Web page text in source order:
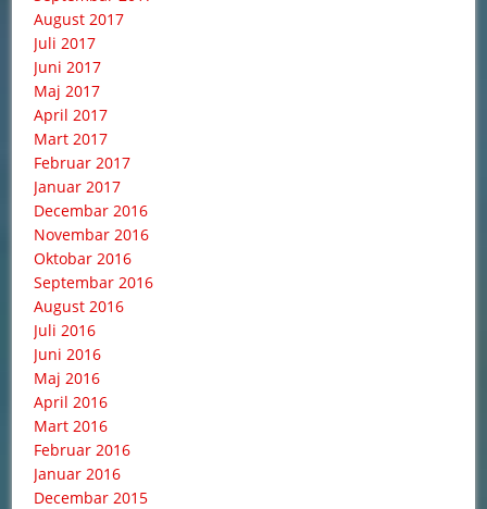
August 2017
Juli 2017
Juni 2017
Maj 2017
April 2017
Mart 2017
Februar 2017
Januar 2017
Decembar 2016
Novembar 2016
Oktobar 2016
Septembar 2016
August 2016
Juli 2016
Juni 2016
Maj 2016
April 2016
Mart 2016
Februar 2016
Januar 2016
Decembar 2015